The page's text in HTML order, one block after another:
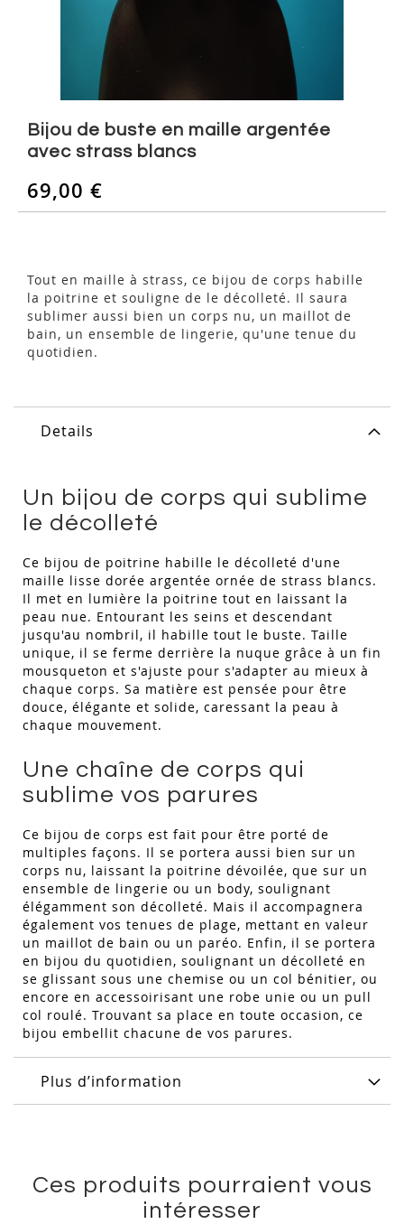
the
beginning
the
images
Bijou de buste en maille argentée
avec strass blancs
69,00 €
Tout en maille à strass, ce bijou de corps habille
la poitrine et souligne de le décolleté. Il saura
sublimer aussi bien un corps nu, un maillot de
bain, un ensemble de lingerie, qu'une tenue du
quotidien.
Details
Un bijou de corps qui sublime
le décolleté
Ce bijou de poitrine habille le décolleté d'une
maille lisse dorée argentée ornée de strass blancs.
Il met en lumière la poitrine tout en laissant la
peau nue. Entourant les seins et descendant
jusqu'au nombril, il habille tout le buste. Taille
unique, il se ferme derrière la nuque grâce à un fin
mousqueton et s'ajuste pour s'adapter au mieux à
chaque corps. Sa matière est pensée pour être
douce, élégante et solide, caressant la peau à
chaque mouvement.
Une chaîne de corps qui
sublime vos parures
Ce bijou de corps est fait pour être porté de
multiples façons. Il se portera aussi bien sur un
corps nu, laissant la poitrine dévoilée, que sur un
ensemble de lingerie ou un body, soulignant
élégamment son décolleté. Mais il accompagnera
également vos tenues de plage, mettant en valeur
un maillot de bain ou un paréo. Enfin, il se portera
en bijou du quotidien, soulignant un décolleté en
se glissant sous une chemise ou un col bénitier, ou
encore en accessoirisant une robe unie ou un pull
col roulé. Trouvant sa place en toute occasion, ce
bijou embellit chacune de vos parures.
Plus d’information
Ces produits pourraient vous
intéresser